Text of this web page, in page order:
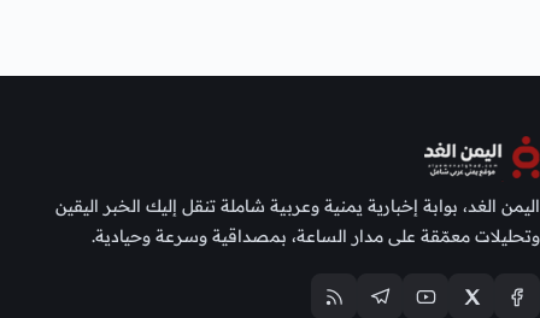
اليمن الغد، بوابة إخبارية يمنية وعربية شاملة تنقل إليك الخبر اليقين
وتحليلات معمّقة على مدار الساعة، بمصداقية وسرعة وحيادية.